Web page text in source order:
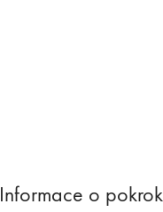
Informace o